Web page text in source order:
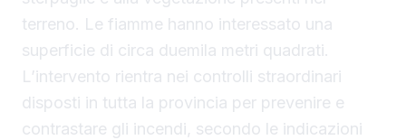
terreno. Le fiamme hanno interessato una
superficie di circa duemila metri quadrati.
L’intervento rientra nei controlli straordinari
disposti in tutta la provincia per prevenire e
contrastare gli incendi, secondo le indicazioni